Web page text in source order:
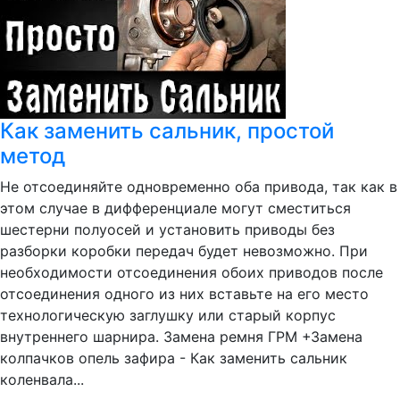
Как заменить сальник, простой
метод
Не отсоединяйте одновременно оба привода, так как в
этом случае в дифференциале могут сместиться
шестерни полуосей и установить приводы без
разборки коробки передач будет невозможно. При
необходимости отсоединения обоих приводов после
отсоединения одного из них вставьте на его место
технологическую заглушку или старый корпус
внутреннего шарнира. Замена ремня ГРМ +Замена
колпачков опель зафира - Как заменить сальник
коленвала...